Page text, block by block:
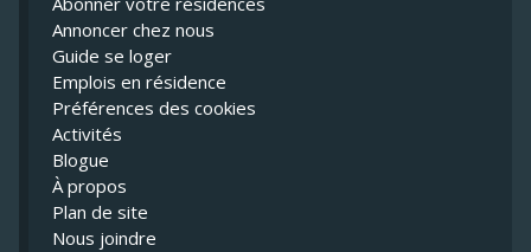
Annoncer chez nous
Guide se loger
Emplois en résidence
Préférences des cookies
Activités
Blogue
À propos
Plan de site
Nous joindre